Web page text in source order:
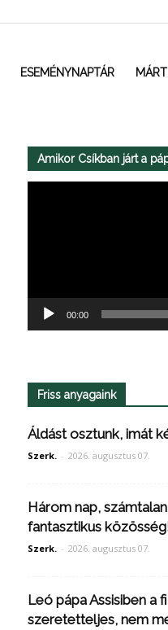
ESEMÉNYNAPTÁR
Amikor Csíkban járt a
00:00
Friss anyagaink
Áldást osztunk, imát
Szerk. - 2026. augusztus 07.
Három nap,
fantasztikus
Szerk. - 2026. augusztus 07.
Leó pápa Assisiben a
szeretetteljes, nem